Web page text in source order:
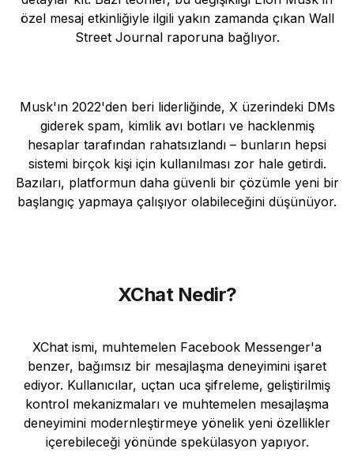
özel mesaj etkinliğiyle ilgili yakın zamanda çıkan Wall
Street Journal raporuna bağlıyor.
Musk'ın 2022'den beri liderliğinde, X üzerindeki DMs
giderek spam, kimlik avı botları ve hacklenmiş
hesaplar tarafından rahatsızlandı – bunların hepsi
sistemi birçok kişi için kullanılması zor hale getirdi.
Bazıları, platformun daha güvenli bir çözümle yeni bir
başlangıç yapmaya çalışıyor olabileceğini düşünüyor.
XChat Nedir?
XChat ismi, muhtemelen Facebook Messenger'a
benzer, bağımsız bir mesajlaşma deneyimini işaret
ediyor. Kullanıcılar, uçtan uca şifreleme, geliştirilmiş
kontrol mekanizmaları ve muhtemelen mesajlaşma
deneyimini modernleştirmeye yönelik yeni özellikler
içerebileceği yönünde spekülasyon yapıyor.